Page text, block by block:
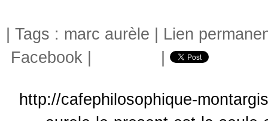
| Tags : marc aurèle
Lien
Facebook
http://cafephilosophique-